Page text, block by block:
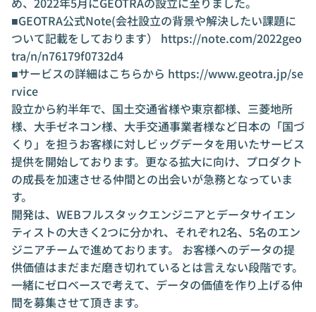
■GEOTRA公式Note(会社設立の背景や解決したい課題に
ついて記載をしております） https://note.com/2022geo
tra/n/n76179f0732d4
■サービスの詳細はこちらから https://www.geotra.jp/se
rvice
設立から約半年で、国土交通省様や東京都様、三菱地所
様、大手ゼネコン様、大手交通事業者様など日本の「国づ
くり」を担うお客様に対しビッグデータを用いたサービス
提供を開始しております。更なる拡大に向け、プロダクト
の成長を加速させる仲間との出会いが急務となっていま
す。
開発は、WEBフルスタックエンジニアとデータサイエン
ティストの大きく2つに分かれ、それぞれ2名、5名のエン
ジニアチームで進めております。 お客様へのデータの提
供価値はまだまだ磨き切れているとは言えない段階です。
一緒にゼロベースで考えて、データの価値を作り上げる仲
間を募集させて頂きます。